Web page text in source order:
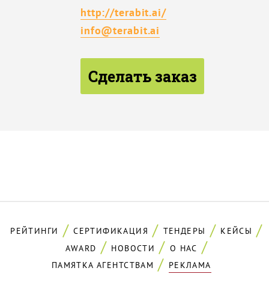
http://terabit.ai/
info@terabit.ai
Сделать заказ
РЕЙТИНГИ СЕРТИФИКАЦИЯ ТЕНДЕРЫ
КЕЙСЫ
AWARD
НОВОСТИ
О НАС
ПАМЯТКА АГЕНТСТВАМ
РЕКЛАМА